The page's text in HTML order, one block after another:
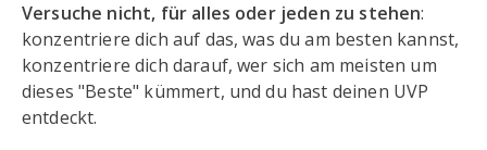
Versuche nicht, für alles oder jeden zu stehen:
konzentriere dich auf das, was du am besten kannst,
konzentriere dich darauf, wer sich am meisten um
dieses "Beste" kümmert, und du hast deinen UVP
entdeckt.